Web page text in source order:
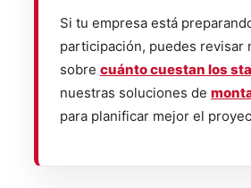
Si tu empresa está
participación, puedes revisar
sobre cuánto cuestan los
nuestras soluciones de
para planificar mejor el